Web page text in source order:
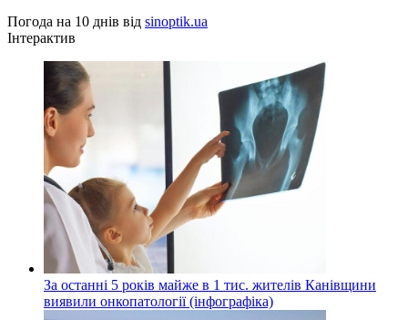
Погода на 10 днів від sinoptik.ua
Інтерактив
За останні 5 років майже в 1 тис. жителів Канівщини
виявили онкопатології (інфографіка)